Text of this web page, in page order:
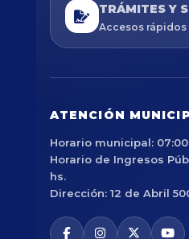
TRÁMITES Y
Accesos rápidos
ATENCIÓN
Horario municipal: 07:00
Horario de Ingresos
hs.
Dirección: 12 de Abril